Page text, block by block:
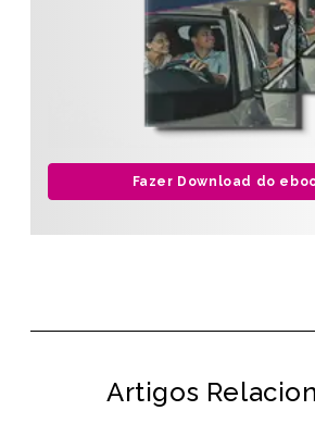
Fazer Download do
Artigos